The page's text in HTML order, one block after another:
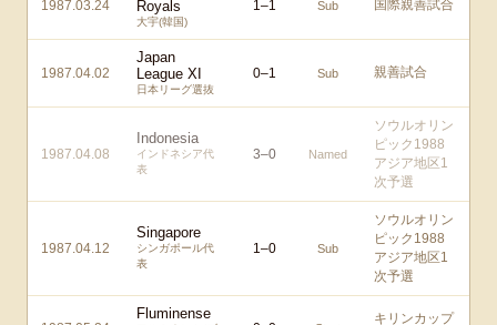
1987.03.24
Royals
大宇(韓国)
1–1 Sub 国際親善試合
1987.04.02
Japan
League XI
日本リーグ選抜
0–1 Sub 親善試合
1987.04.08
Indonesia
インドネシア代
表
3–0 Named
ソウルオリン
ピック1988
アジア地区1
次予選
1987.04.12
Singapore
シンガポール代
表
1–0 Sub
ソウルオリン
ピック1988
アジア地区1
次予選
Fluminense
キリンカップ